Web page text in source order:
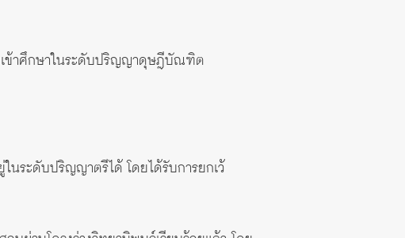
เข้าศึกษาในระดับปริญญาดุษฎีบัณฑิต
นระดับปริญญาตรีได้ โดยได้รับการยกเว้